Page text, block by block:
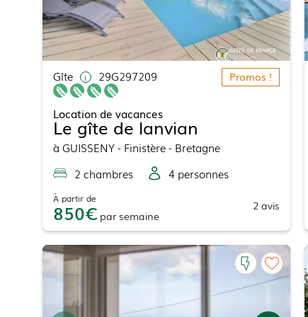
Gîte 29G297209 Promos !
Location de vacances
Le gîte de lanvian
à GUISSENY- Finistère - Bretagne
2 chambres 4personnes
À partir de
850 par semaine
2 avis